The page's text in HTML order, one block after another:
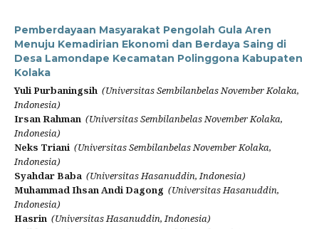
Pemberdayaan Masyarakat Pengolah Gula Aren
Menuju Kemadirian Ekonomi dan Berdaya Saing di
Desa Lamondape Kecamatan Polinggona Kabupaten
Kolaka
Yuli Purbaningsih (Universitas Sembilanbelas November Kolaka,
Indonesia)
Irsan Rahman (Universitas Sembilanbelas November Kolaka,
Indonesia)
Neks Triani (Universitas Sembilanbelas November Kolaka,
Indonesia)
Syahdar Baba (Universitas Hasanuddin, Indonesia)
Muhammad Ihsan Andi Dagong (Universitas Hasanuddin,
Indonesia)
Hasrin (Universitas Hasanuddin, Indonesia)